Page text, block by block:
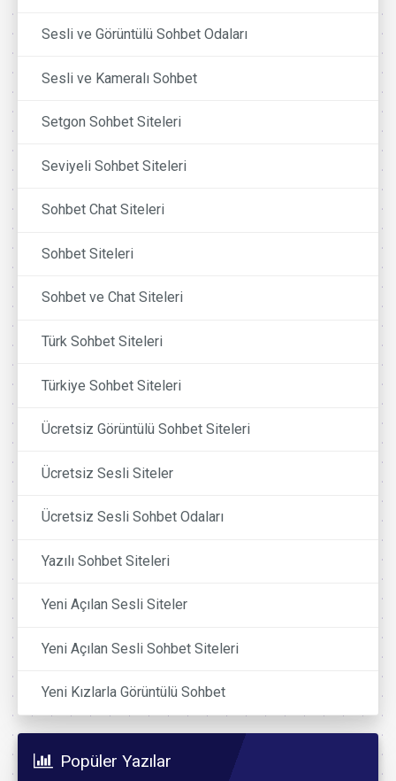
Sesli ve Görüntülü Sohbet Odaları
Sesli ve Kameralı Sohbet
Setgon Sohbet Siteleri
Seviyeli Sohbet Siteleri
Sohbet Chat Siteleri
Sohbet Siteleri
Sohbet ve Chat Siteleri
Türk Sohbet Siteleri
Türkiye Sohbet Siteleri
Ücretsiz Görüntülü Sohbet Siteleri
Ücretsiz Sesli Siteler
Ücretsiz Sesli Sohbet Odaları
Yazılı Sohbet Siteleri
Yeni Açılan Sesli Siteler
Yeni Açılan Sesli Sohbet Siteleri
Yeni Kızlarla Görüntülü Sohbet
Popüler Yazılar